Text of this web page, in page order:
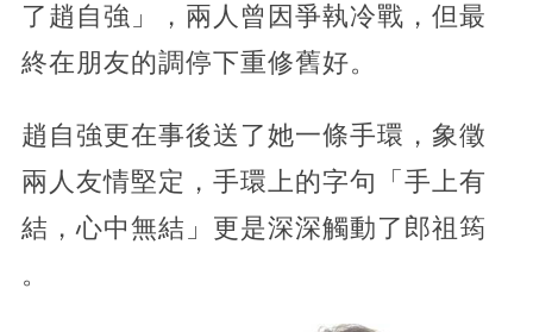
了趙自強」，兩人曾因爭執冷戰，但最
終在朋友的調停下重修舊好。
趙自強更在事後送了她一條手環，象徵
兩人友情堅定，手環上的字句「手上有
結，心中無結」更是深深觸動了郎祖筠​
。